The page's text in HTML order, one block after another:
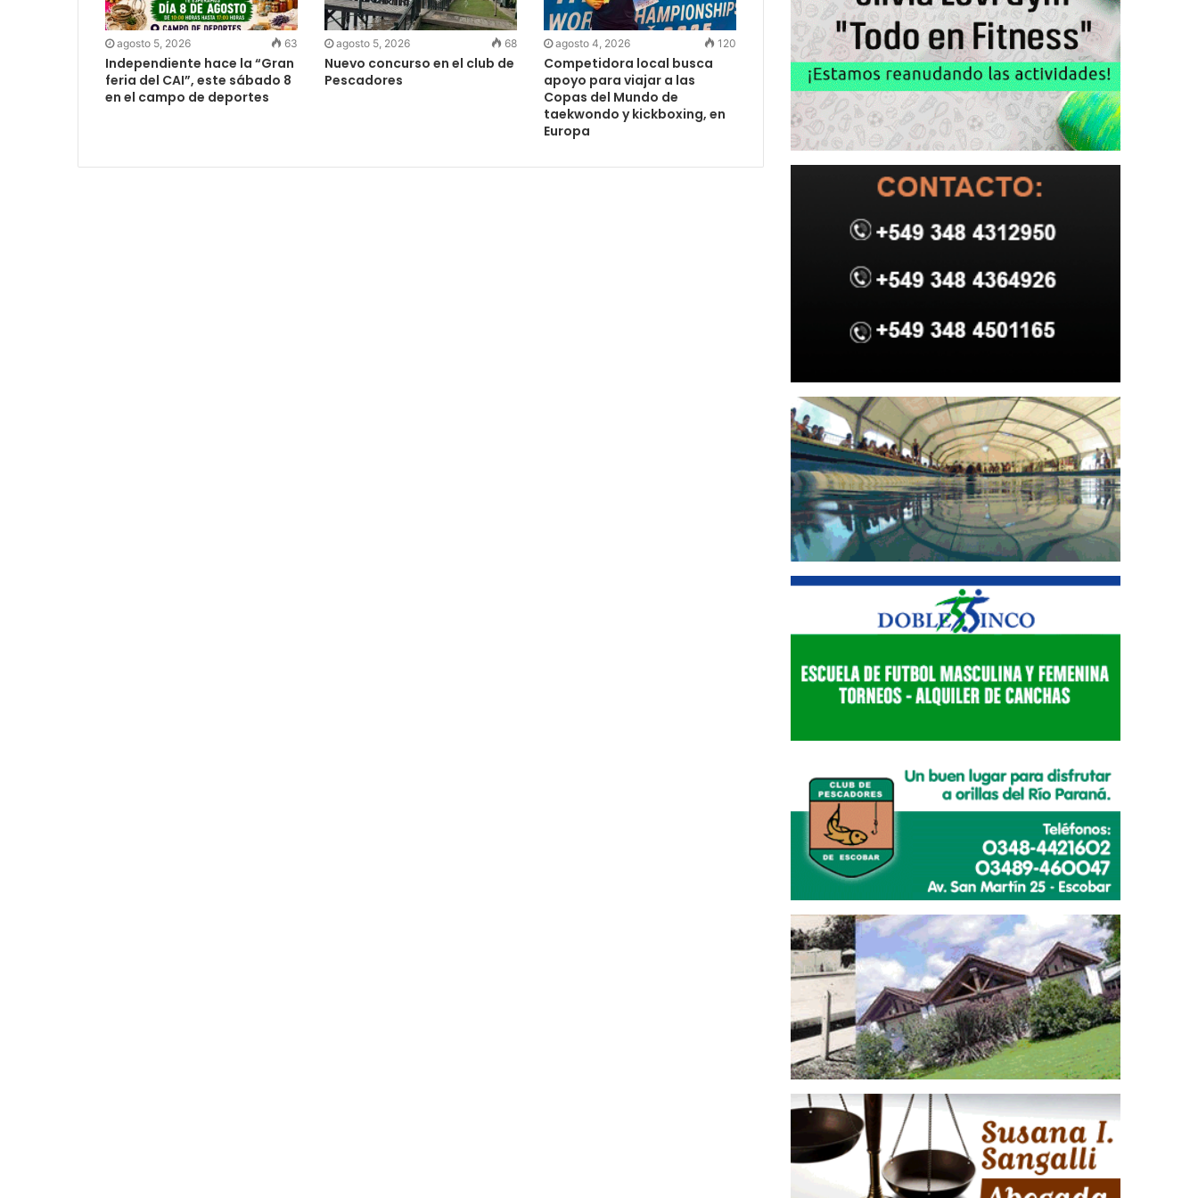
agosto 5, 2026 63
Independiente hace la “Gran
feria del CAI”, este sábado 8
en el campo de deportes
agosto 5, 2026 68
Nuevo concurso en el club de
Pescadores
agosto 4, 2026 120
Competidora local busca
apoyo para viajar a las
Copas del Mundo de
taekwondo y kickboxing, en
Europa